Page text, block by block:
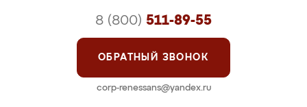
8 (800) 511-89-55
ОБРАТНЫЙ ЗВОНОК
corp-renessans@yandex.ru